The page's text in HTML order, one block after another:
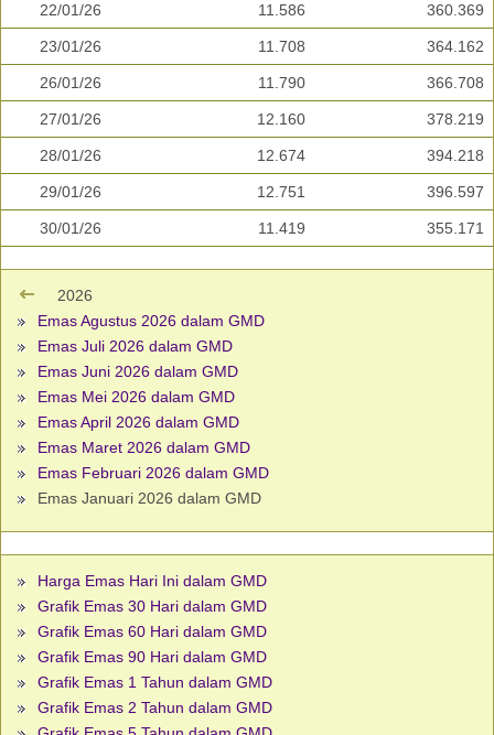
22/01/26 11.586 360.369
23/01/26 11.708 364.162
26/01/26 11.790 366.708
27/01/26 12.160 378.219
28/01/26 12.674 394.218
29/01/26 12.751 396.597
30/01/26 11.419 355.171
2026
Emas Agustus 2026 dalam GMD
Emas Juli 2026 dalam GMD
Emas Juni 2026 dalam GMD
Emas Mei 2026 dalam GMD
Emas April 2026 dalam GMD
Emas Maret 2026 dalam GMD
Emas Februari 2026 dalam GMD
Emas Januari 2026 dalam GMD
Harga Emas Hari Ini dalam GMD
Grafik Emas 30 Hari dalam GMD
Grafik Emas 60 Hari dalam GMD
Grafik Emas 90 Hari dalam GMD
Grafik Emas 1 Tahun dalam GMD
Grafik Emas 2 Tahun dalam GMD